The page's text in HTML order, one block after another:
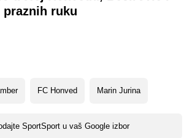
ruku
FC Honved Marin Jurina
SportSport u vaš Google izbor